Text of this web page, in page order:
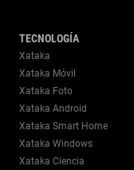
TECNOLOGÍA
Xataka
Xataka Móvil
Xataka Foto
Xataka Android
Xataka Smart Home
Xataka Windows
Xataka Ciencia